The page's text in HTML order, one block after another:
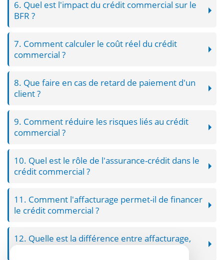
6. Quel est l'impact du crédit commercial sur le
BFR ?
7. Comment calculer le coût réel du crédit
commercial ?
8. Que faire en cas de retard de paiement d'un
client ?
9. Comment réduire les risques liés au crédit
commercial ?
10. Quel est le rôle de l'assurance-crédit dans le
crédit commercial ?
11. Comment l'affacturage permet-il de financer
le crédit commercial ?
12. Quelle est la différence entre affacturage,